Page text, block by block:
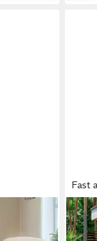
Läufer,
Fast